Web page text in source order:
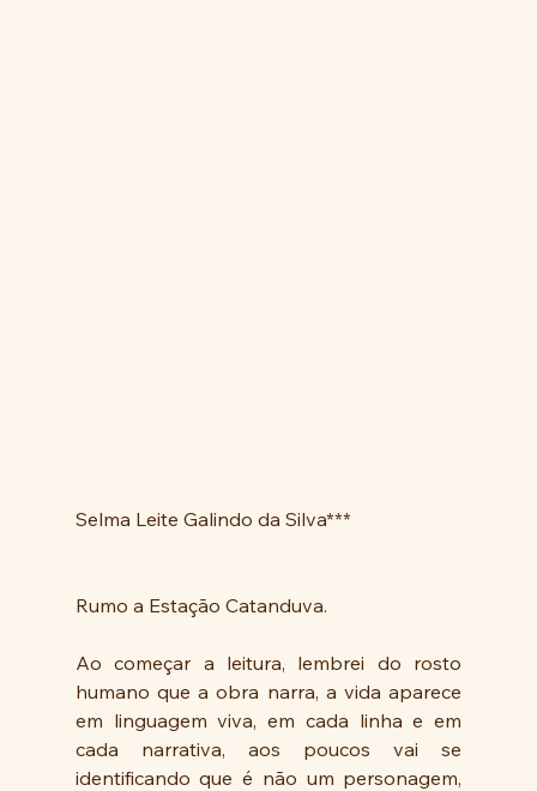
Selma Leite Galindo da Silva***
Rumo a Estação Catanduva.
Ao começar a leitura, lembrei do rosto
humano que a obra narra, a vida aparece
em linguagem viva, em cada linha e em
cada narrativa, aos poucos vai se
identificando que é não um personagem,